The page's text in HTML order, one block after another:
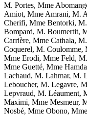
M. Portes, Mme
Amiot, Mme Amrani, M.
Cherifi, Mme Bentorki,
Bompard, M. Boumertit,
Carrière, Mme Cathala,
Coquerel, M.
Mme Erodi, Mme Feld,
Mme Guetté, Mme
Lachaud, M. Lahmar, M.
Leboucher, M. Legavre,
Lepvraud, M. Léaument,
Maximi, Mme Mesmeur,
Nosbé, Mme Obono,